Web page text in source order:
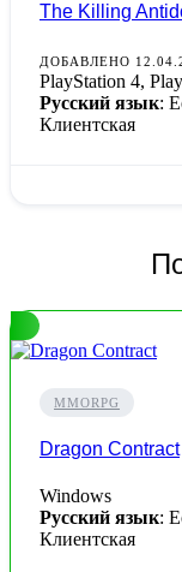
The Killing
ДОБАВЛЕНО
PlayStation 4,
Русский язык:
Клиентская
MMORPG
Dragon Contract
Windows
Русский язык:
Клиентская